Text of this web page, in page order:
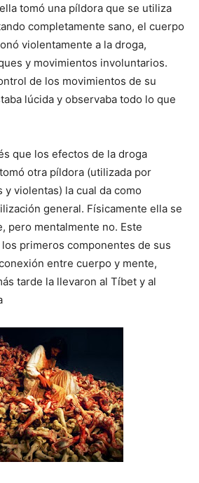
tomó una píldora que se utiliza
completamente sano, el cuerpo
violentamente a la droga,
y movimientos involuntarios.
de los movimientos de su
lúcida y observaba todo lo que
que los efectos de la droga
otra píldora (utilizada por
y violentas) la cual da como
general. Físicamente ella se
pero mentalmente no. Este
primeros componentes de sus
entre cuerpo y mente,
tarde la llevaron al Tíbet y al